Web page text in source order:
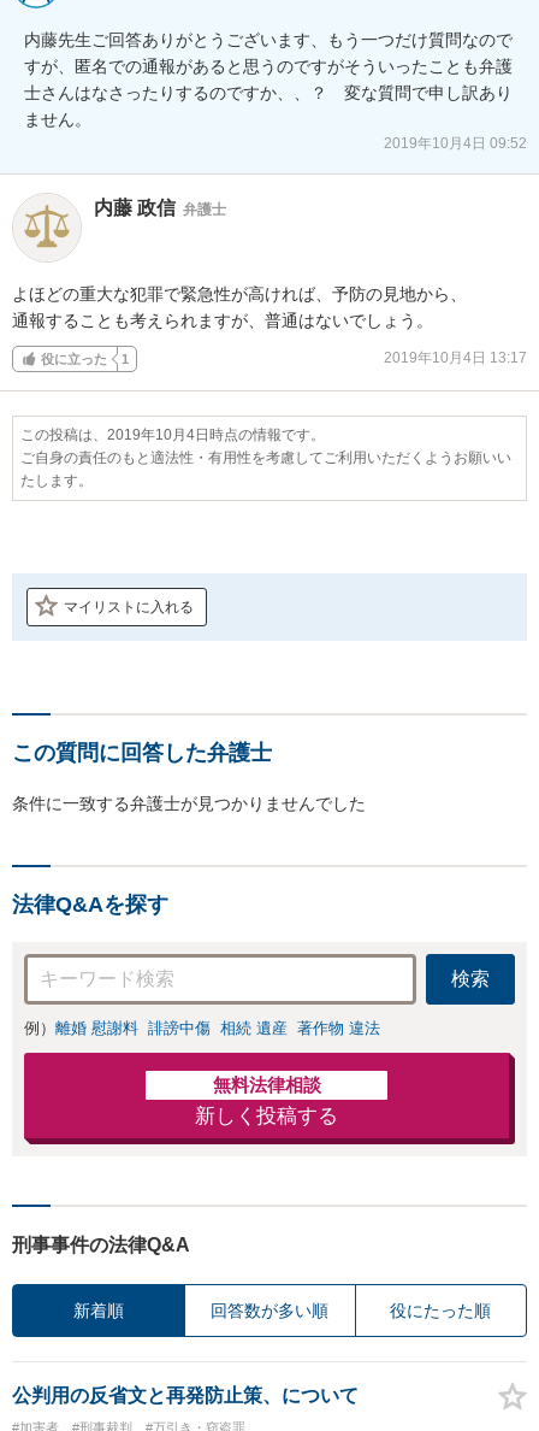
内藤先生ご回答ありがとうございます、もう一つだけ質問なので
すが、匿名での通報があると思うのですがそういったことも弁護
士さんはなさったりするのですか、、？　変な質問で申し訳あり
ません。
2019年10月4日 09:52
内藤 政信 弁護士
よほどの重大な犯罪で緊急性が高ければ、予防の見地から、
通報することも考えられますが、普通はないでしょう。
役に立った 1 2019年10月4日 13:17
この投稿は、2019年10月4日時点の情報です。
ご自身の責任のもと適法性・有用性を考慮してご利用いただくようお願いい
たします。
マイリストに入れる
この質問に回答した弁護士
条件に一致する弁護士が見つかりませんでした
法律Q&Aを探す
検索
例） 離婚 慰謝料 誹謗中傷 相続 遺産 著作物 違法
無料法律相談
新しく投稿する
刑事事件の法律Q&A
新着順 回答数が多い順 役にたった順
公判用の反省文と再発防止策、について
#加害者 #刑事裁判 #万引き・窃盗罪